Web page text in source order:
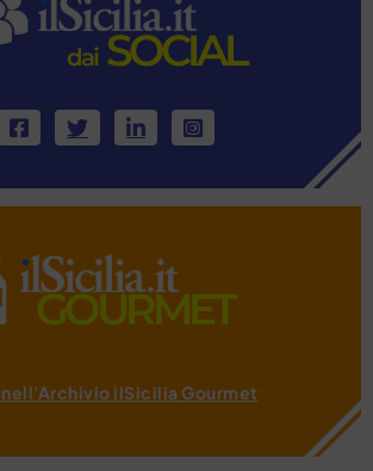
nell'Archivio ilSicilia Gourmet